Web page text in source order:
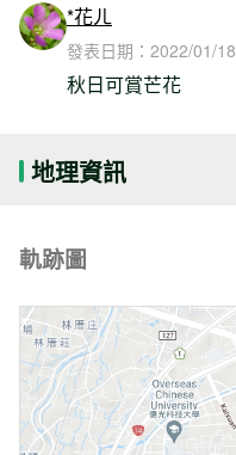
*花ㄦ
發表日期： 2022/01/18
秋日可賞芒花
地理資訊
軌跡圖